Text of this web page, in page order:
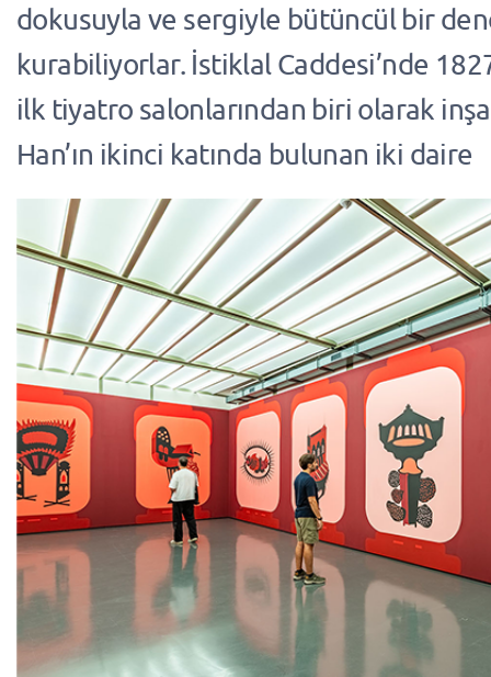
dokusuyla ve sergiyle bütüncül bir
kurabiliyorlar. İstiklal Caddesi’nde
ilk tiyatro salonlarından biri olarak
Han’ın ikinci katında bulunan iki daire